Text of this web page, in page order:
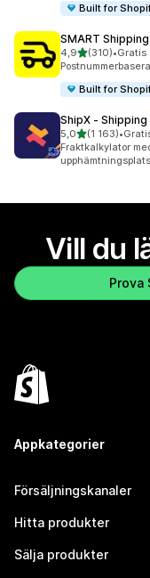
Built for
SMART
4,9av 5 stjärnor
(310)
310 recensioner
•Gratis
Built for
ShipX ‑ Shipping
5,0av 5 stjärnor
(1 163)
1163 recensioner
•
Fraktkalkylator
Vill du
Prova
Appkategorier
Försäljningskanaler
Hitta produkter
Sälja produkter